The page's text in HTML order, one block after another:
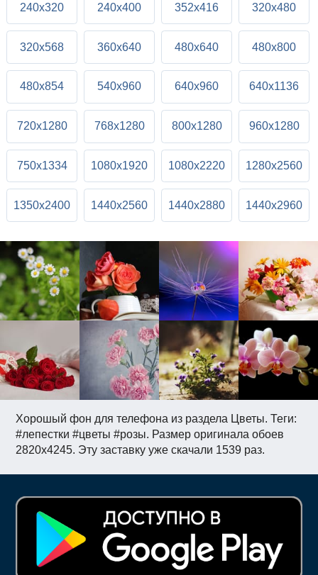
Хорошый фон для телефона из раздела Цветы. Теги:
#лепестки #цветы #розы. Размер оригинала обоев
2820x4245. Эту заставку уже скачали 1539 раз.
240x320 240x400 352x416 320x480
320x568 360x640 480x640 480x800
480x854 540x960 640x960 640x1136
720x1280 768x1280 800x1280 960x1280
750x1334 1080x1920 1080x2220 1280x2560
1350x2400 1440x2560 1440x2880 1440x2960